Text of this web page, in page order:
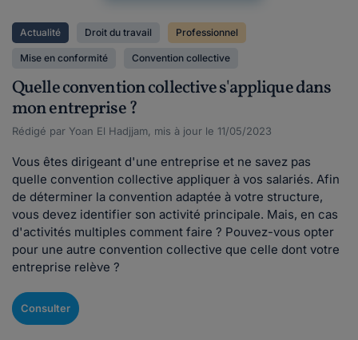
Actualité Droit du travail Professionnel
Mise en conformité Convention collective
Quelle convention collective s'applique dans
mon entreprise ?
Rédigé par Yoan El Hadjjam, mis à jour le 11/05/2023
Vous êtes dirigeant d'une entreprise et ne savez pas
quelle convention collective appliquer à vos salariés. Afin
de déterminer la convention adaptée à votre structure,
vous devez identifier son activité principale. Mais, en cas
d'activités multiples comment faire ? Pouvez-vous opter
pour une autre convention collective que celle dont votre
entreprise relève ?
Consulter